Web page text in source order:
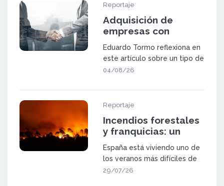
Reportaje
Adquisición de
empresas con
potencial de
expansión mediante
franquicia
Eduardo Tormo reflexiona en
este artículo sobre un tipo de
oportunidad que va a ganar
04/08/26
Reportaje
Incendios forestales
y franquicias: un
sector a prueba
España está viviendo uno de
los veranos más difíciles de
las últimas décadas. Los in
29/07/26